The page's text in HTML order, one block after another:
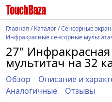
Главная /Каталог/Сенсорные
Инфракрасные сенсорные
27"
мультитач на 32
Обзор Описание и
Аналогичные
Отзывы